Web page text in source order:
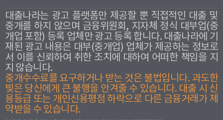
대출나라는 광고 플랫폼만 제공할 뿐 직접적인 대출 및
중개를 하지 않으며 금융위원회, 지자체 정식 대부업(중
개업 포함) 등록 업체만 광고 등록 합니다. 대출나라에 기
재된 광고 내용은 대부(중개업) 업체가 제공하는 정보로
서 이를 신뢰하여 취한 조치에 대하여 어떠한 책임을 지
지 않습니다.
중개수수료를 요구하거나 받는 것은 불법입니다. 과도한
빛은 당신에게 큰 불행을 안겨줄 수 있습니다. 대출 시 신
용등급 또는 개인신용평점 하락으로 다른 금융거래가 제
약받을 수 있습니다.